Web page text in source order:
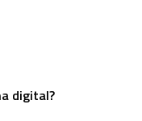
digital?